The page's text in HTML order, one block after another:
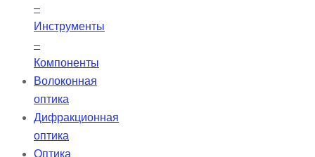
–
Инструменты
–
Компоненты
Волоконная
оптика
Дифракционная
оптика
Оптика